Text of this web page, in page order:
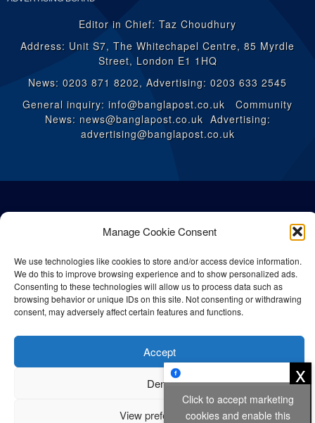
Manage Cookie Consent
We use technologies like cookies to store and/or access device information.
We do this to improve browsing experience and to show personalized ads.
Consenting to these technologies will allow us to process data such as
browsing behavior or unique IDs on this site. Not consenting or withdrawing
consent, may adversely affect certain features and functions.
Accept
Deny
View preferences
Editor in Chief: Taz Choudhury
Address: Unit S7, The Whitechapel Centre, 85 Myrdle
Street, London E1 1HQ
News: 0203 871 8202, Advertising: 0203 633 2545
General inquiry: info@banglapost.co.uk Community
News: news@banglapost.co.uk Advertising:
advertising@banglapost.co.uk
© All rights reserved Bangla Post2026| Any unauthorised use or
reproduction of our content is strictly prohibited.
Privacy Policy Cookie Policy
x
Click to accept marketing
cookies and enable this